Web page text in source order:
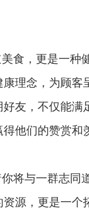
食，更是一种
理念，为顾客
友，不仅能满
他们的赞赏和
将与一群志同
源，更是一个